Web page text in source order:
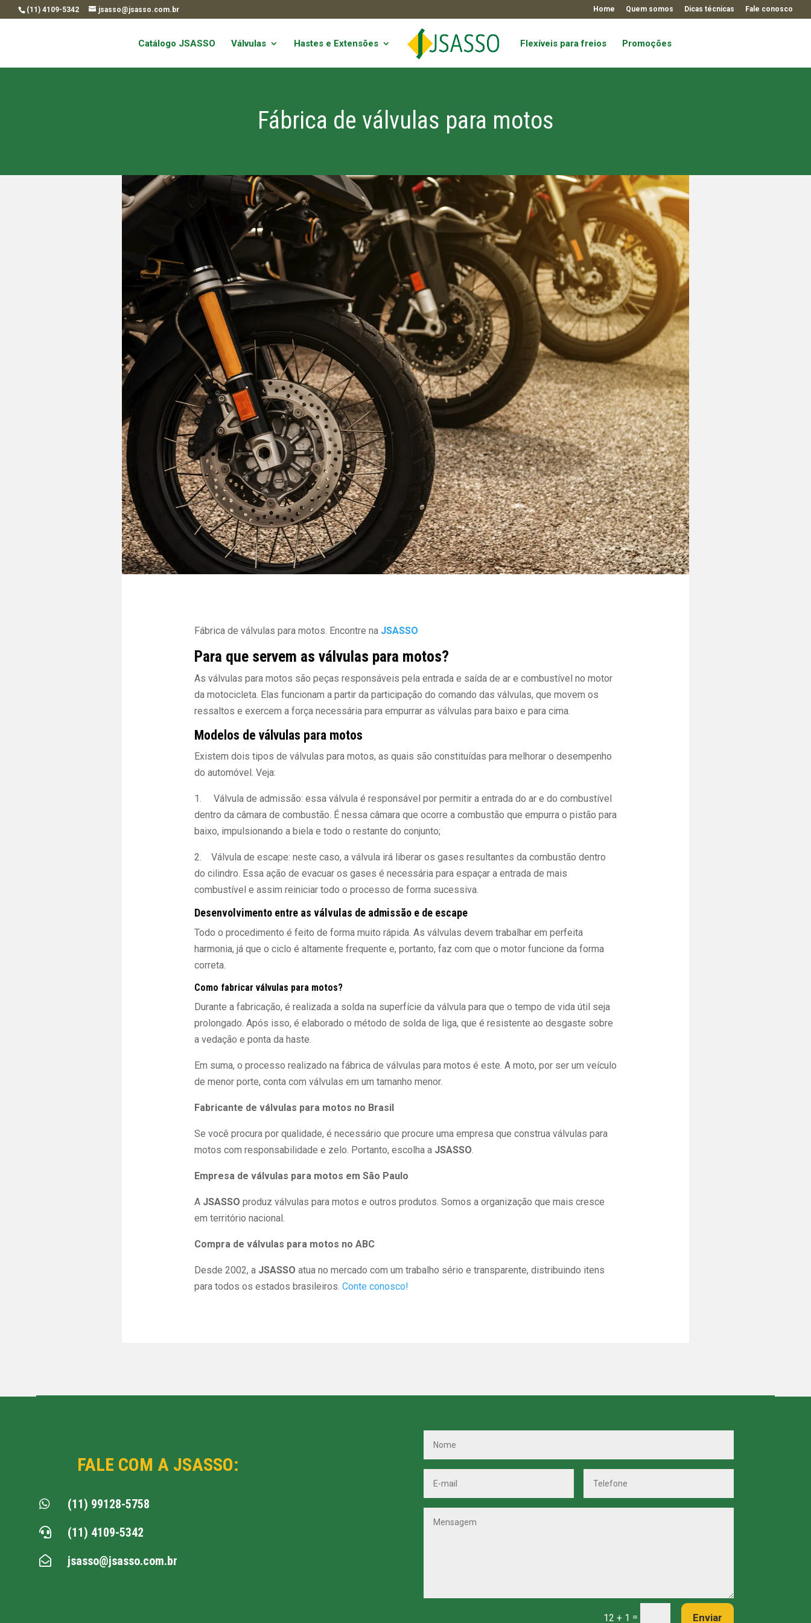
(11) 4109-5342 jsasso@jsasso.com.br Home Quem somos Dicas técnicas Fale conosco
Catálogo JSASSO Válvulas Hastes e Extensões Flexíveis para freios Promoções
Fábrica de válvulas para motos
Fábrica de válvulas para motos. Encontre na JSASSO
Para que servem as válvulas para motos?
As válvulas para motos são peças responsáveis pela entrada e saída de ar e combustível no motor
da motocicleta. Elas funcionam a partir da participação do comando das válvulas, que movem os
ressaltos e exercem a força necessária para empurrar as válvulas para baixo e para cima.
Modelos de válvulas para motos
Existem dois tipos de válvulas para motos, as quais são constituídas para melhorar o desempenho
do automóvel. Veja:
1. Válvula de admissão: essa válvula é responsável por permitir a entrada do ar e do combustível
dentro da câmara de combustão. É nessa câmara que ocorre a combustão que empurra o pistão para
baixo, impulsionando a biela e todo o restante do conjunto;
2. Válvula de escape: neste caso, a válvula irá liberar os gases resultantes da combustão dentro
do cilindro. Essa ação de evacuar os gases é necessária para espaçar a entrada de mais
combustível e assim reiniciar todo o processo de forma sucessiva.
Desenvolvimento entre as válvulas de admissão e de escape
Todo o procedimento é feito de forma muito rápida. As válvulas devem trabalhar em perfeita
harmonia, já que o ciclo é altamente frequente e, portanto, faz com que o motor funcione da forma
correta.
Como fabricar válvulas para motos?
Durante a fabricação, é realizada a solda na superfície da válvula para que o tempo de vida útil seja
prolongado. Após isso, é elaborado o método de solda de liga, que é resistente ao desgaste sobre
a vedação e ponta da haste.
Em suma, o processo realizado na fábrica de válvulas para motos é este. A moto, por ser um veículo
de menor porte, conta com válvulas em um tamanho menor.
Fabricante de válvulas para motos no Brasil
Se você procura por qualidade, é necessário que procure uma empresa que construa válvulas para
motos com responsabilidade e zelo. Portanto, escolha a JSASSO.
Empresa de válvulas para motos em São Paulo
A JSASSO produz válvulas para motos e outros produtos. Somos a organização que mais cresce
em território nacional.
Compra de válvulas para motos no ABC
Desde 2002, a JSASSO atua no mercado com um trabalho sério e transparente, distribuindo itens
para todos os estados brasileiros. Conte conosco!
FALE COM A JSASSO:
 (11) 99128-5758
 (11) 4109-5342
 jsasso@jsasso.com.br
12 + 1 = Enviar